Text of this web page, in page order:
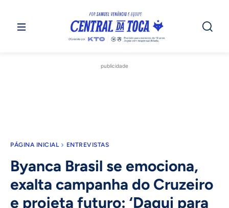
publicidade
PÁGINA INICIAL ENTREVISTAS
Byanca Brasil se emociona,
exalta campanha do Cruzeiro
e projeta futuro: ‘Daqui para